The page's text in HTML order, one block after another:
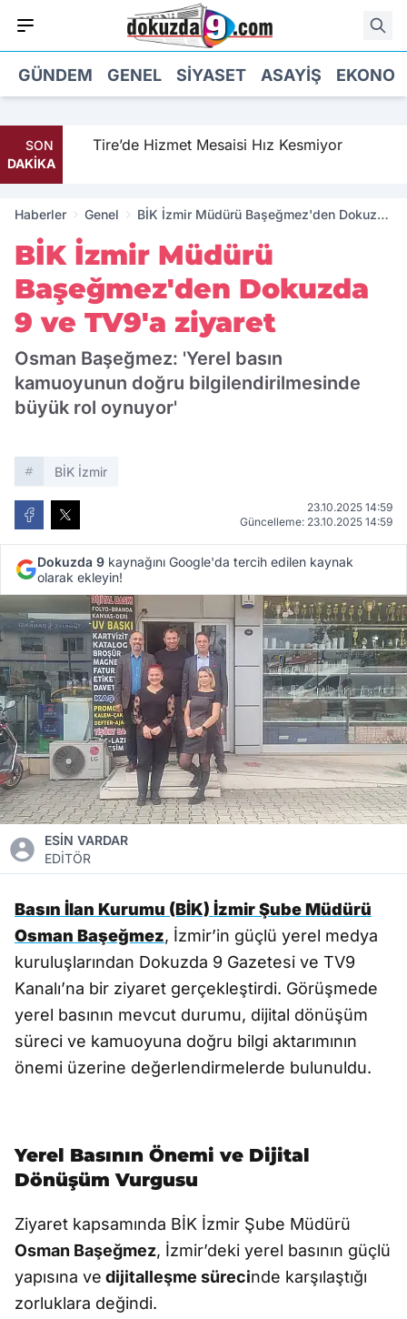
GÜNDEM GENEL SIYASET ASAYIŞ
SON
DAKİKA
Tire’de Hizmet Mesaisi Hız Kesmiyor
Haberler Genel
BİK İzmir Müdürü Başeğmez'den Dokuzda
BİK İzmir Müdürü
Başeğmez'den Dokuzda
9 ve TV9'a ziyaret
Osman Başeğmez: 'Yerel basın
kamuoyunun doğru bilgilendirilmesinde
büyük rol oynuyor'
BİK İzmir
23.10.2025 14:59
Güncelleme: 23.10.2025 14:59
Dokuzda 9 kaynağını Google'da tercih edilen kaynak
olarak ekleyin!
ESİN VARDAR
EDİTÖR
Basın İlan Kurumu (BİK) İzmir Şube Müdürü
Osman Başeğmez, İzmir’in güçlü yerel medya
kuruluşlarından Dokuzda 9 Gazetesi ve TV9
Kanalı’na bir ziyaret gerçekleştirdi. Görüşmede
yerel basının mevcut durumu, dijital dönüşüm
süreci ve kamuoyuna doğru bilgi aktarımının
önemi üzerine değerlendirmelerde bulunuldu.
Yerel Basının Önemi ve Dijital
Dönüşüm Vurgusu
Ziyaret kapsamında BİK İzmir Şube Müdürü
Osman Başeğmez, İzmir’deki yerel basının güçlü
yapısına ve dijitalleşme sürecinde karşılaştığı
zorluklara değindi.